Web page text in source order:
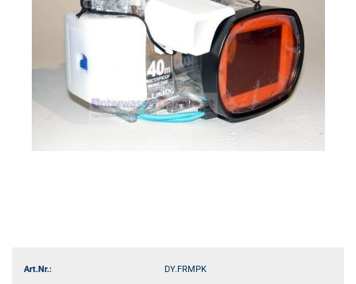
Art.Nr.:
DY.FRMPK